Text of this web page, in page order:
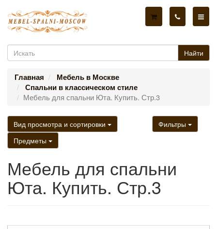
Найти
Главная
Мебель в Москве
Спальни в классическом стиле
Мебель для спальни Юта. Купить. Стр.3
Вид просмотра и сортировки
Фильтры
Предметы
Мебель для спальни
Юта. Купить. Стр.3